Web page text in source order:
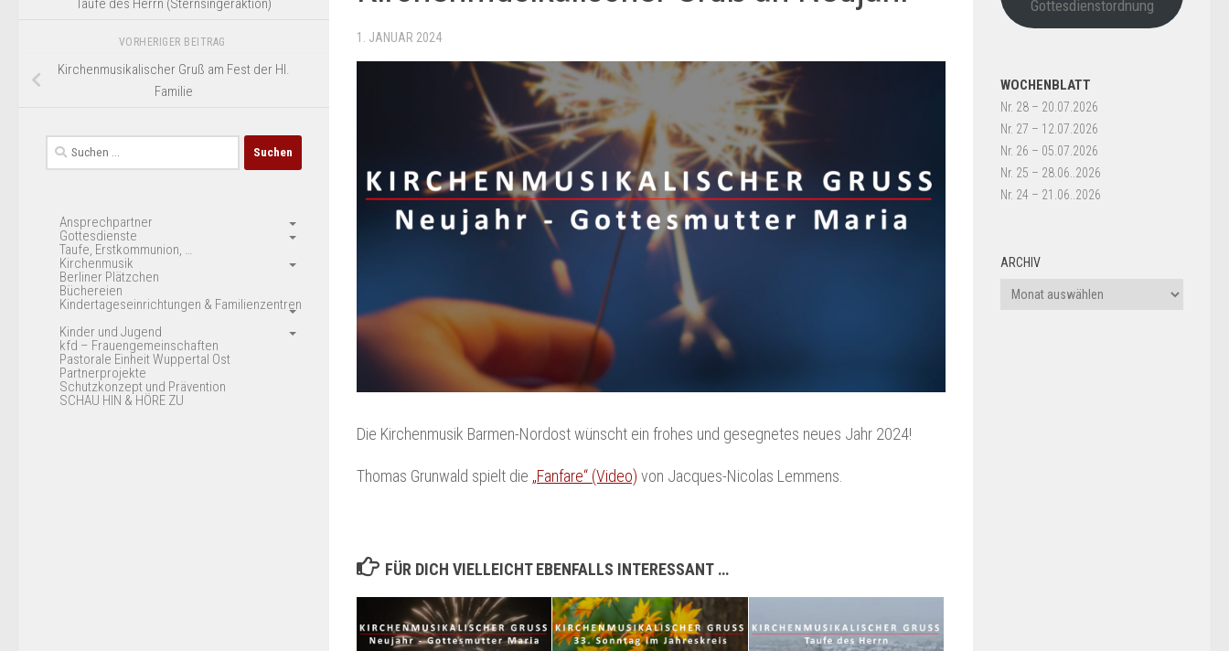
1. JANUAR 2024
Die Kirchenmusik Barmen-Nordost wünscht ein frohes und gesegnetes neues Jahr 2024!
Thomas Grunwald spielt die „Fanfare“ (Video) von Jacques-Nicolas Lemmens.
FÜR DICH VIELLEICHT EBENFALLS INTERESSANT …
Taufe des Herrn (Sternsingeraktion)
VORHERIGER BEITRAG
Kirchenmusikalischer Gruß am Fest der Hl.
Familie
Suchen
nach:
Ansprechpartner
Gottesdienste
Taufe, Erstkommunion, …
Kirchenmusik
Berliner Plätzchen
Büchereien
Kindertageseinrichtungen & Familienzentren
Kinder und Jugend
kfd – Frauengemeinschaften
Pastorale Einheit Wuppertal Ost
Partnerprojekte
Schutzkonzept und Prävention
SCHAU HIN & HÖRE ZU
Gottesdienstordnung
WOCHENBLATT
Nr. 28 – 20.07.2026
Nr. 27 – 12.07.2026
Nr. 26 – 05.07.2026
Nr. 25 – 28.06..2026
Nr. 24 – 21.06..2026
ARCHIV
Archiv